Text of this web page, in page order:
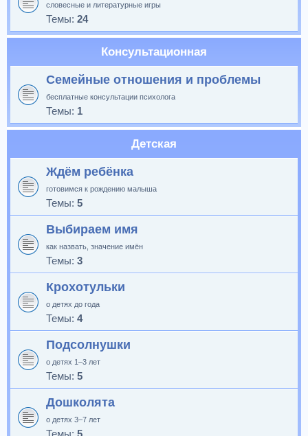
словесные и литературные игры
Темы: 24
Консультационная
Семейные отношения и проблемы
бесплатные консультации психолога
Темы: 1
Детская
Ждём ребёнка
готовимся к рождению малыша
Темы: 5
Выбираем имя
как назвать, значение имён
Темы: 3
Крохотульки
о детях до года
Темы: 4
Подсолнушки
о детях 1–3 лет
Темы: 5
Дошколята
о детях 3–7 лет
Темы: 5